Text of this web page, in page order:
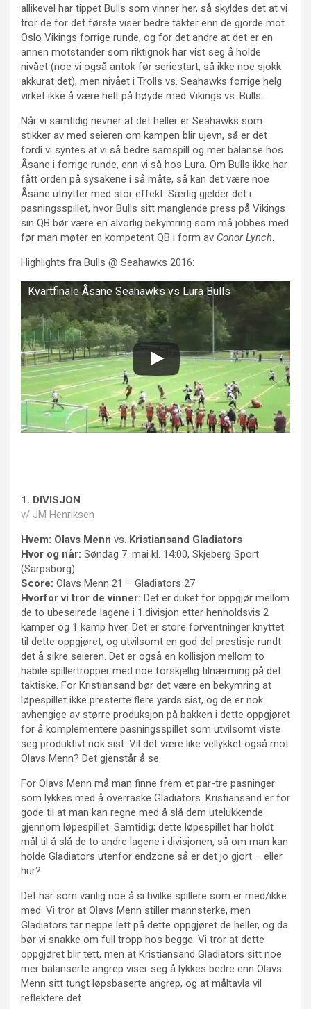
allikevel har tippet Bulls som vinner her, så skyldes det at vi
tror de for det første viser bedre takter enn de gjorde mot
Oslo Vikings forrige runde, og for det andre at det er en
annen motstander som riktignok har vist seg å holde
nivået (noe vi også antok før seriestart, så ikke noe sjokk
akkurat det), men nivået i Trolls vs. Seahawks forrige helg
virket ikke å være helt på høyde med Vikings vs. Bulls.
Når vi samtidig nevner at det heller er Seahawks som
stikker av med seieren om kampen blir ujevn, så er det
fordi vi syntes at vi så bedre samspill og mer balanse hos
Åsane i forrige runde, enn vi så hos Lura. Om Bulls ikke har
fått orden på sysakene i så måte, så kan det være noe
Åsane utnytter med stor effekt. Særlig gjelder det i
pasningsspillet, hvor Bulls sitt manglende press på Vikings
sin QB bør være en alvorlig bekymring som må jobbes med
før man møter en kompetent QB i form av Conor Lynch.
Highlights fra Bulls @ Seahawks 2016:
Kvartfinale Åsane Seahawks vs Lura Bulls
1. DIVISJON
v/ JM Henriksen
Hvem: Olavs Menn vs. Kristiansand Gladiators
Hvor og når: Søndag 7. mai kl. 14:00, Skjeberg Sport
(Sarpsborg)
Score: Olavs Menn 21 – Gladiators 27
Hvorfor vi tror de vinner: Det er duket for oppgjør mellom
de to ubeseirede lagene i 1.divisjon etter henholdsvis 2
kamper og 1 kamp hver. Det er store forventninger knyttet
til dette oppgjøret, og utvilsomt en god del prestisje rundt
det å sikre seieren. Det er også en kollisjon mellom to
habile spillertropper med noe forskjellig tilnærming på det
taktiske. For Kristiansand bør det være en bekymring at
løpespillet ikke presterte flere yards sist, og de er nok
avhengige av større produksjon på bakken i dette oppgjøret
for å komplementere pasningsspillet som utvilsomt viste
seg produktivt nok sist. Vil det være like vellykket også mot
Olavs Menn? Det gjenstår å se.
For Olavs Menn må man finne frem et par-tre pasninger
som lykkes med å overraske Gladiators. Kristiansand er for
gode til at man kan regne med å slå dem utelukkende
gjennom løpespillet. Samtidig; dette løpespillet har holdt
mål til å slå de to andre lagene i divisjonen, så om man kan
holde Gladiators utenfor endzone så er det jo gjort – eller
hur?
Det har som vanlig noe å si hvilke spillere som er med/ikke
med. Vi tror at Olavs Menn stiller mannsterke, men
Gladiators tar neppe lett på dette oppgjøret de heller, og da
bør vi snakke om full tropp hos begge. Vi tror at dette
oppgjøret blir tett, men at Kristiansand Gladiators sitt noe
mer balanserte angrep viser seg å lykkes bedre enn Olavs
Menn sitt tungt løpsbaserte angrep, og at måltavla vil
reflektere det.